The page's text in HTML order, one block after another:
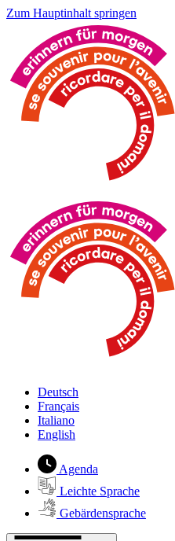
Zum Hauptinhalt springen
Deutsch
Français
Italiano
English
Agenda
Leichte Sprache
Gebärdensprache